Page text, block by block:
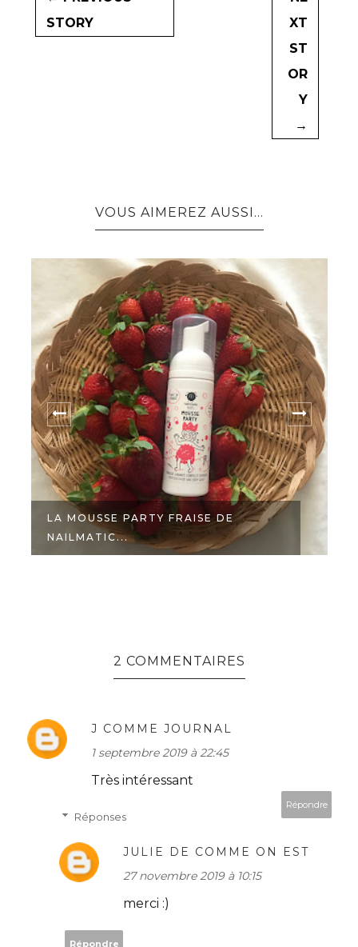
STORY
XT
ST
OR
Y
→
VOUS AIMEREZ AUSSI...
LE PARC DES MERVEILLES, UN FILM
QUI...
2 COMMENTAIRES
J COMME JOURNAL
1 septembre 2019 à 22:45
Très intéressant
Répondre
Réponses
JULIE DE COMME ON EST
27 novembre 2019 à 10:15
merci :)
Répondre